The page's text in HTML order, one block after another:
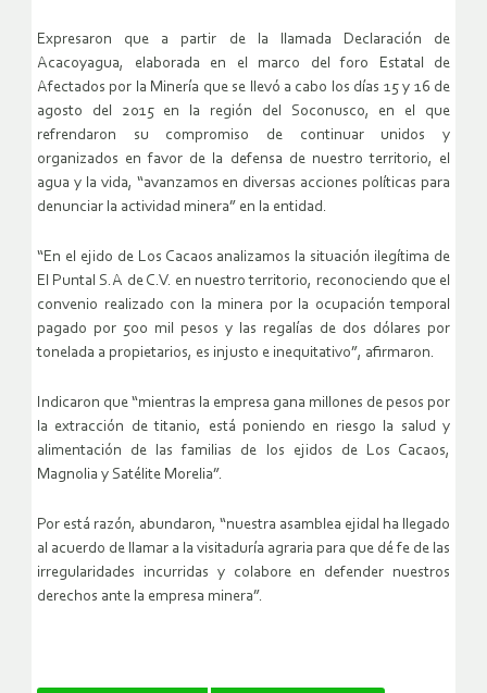
Expresaron que a partir de la llamada Declaración de
Acacoyagua, elaborada en el marco del foro Estatal de
Afectados por la Minería que se llevó a cabo los días 15 y 16 de
agosto del 2015 en la región del Soconusco, en el que
refrendaron su compromiso de continuar unidos y
organizados en favor de la defensa de nuestro territorio, el
agua y la vida, “avanzamos en diversas acciones políticas para
denunciar la actividad minera” en la entidad.
“En el ejido de Los Cacaos analizamos la situación ilegítima de
El Puntal S.A de C.V. en nuestro territorio, reconociendo que el
convenio realizado con la minera por la ocupación temporal
pagado por 500 mil pesos y las regalías de dos dólares por
tonelada a propietarios, es injusto e inequitativo”, afirmaron.
Indicaron que “mientras la empresa gana millones de pesos por
la extracción de titanio, está poniendo en riesgo la salud y
alimentación de las familias de los ejidos de Los Cacaos,
Magnolia y Satélite Morelia”.
Por está razón, abundaron, “nuestra asamblea ejidal ha llegado
al acuerdo de llamar a la visitaduría agraria para que dé fe de las
irregularidades incurridas y colabore en defender nuestros
derechos ante la empresa minera”.